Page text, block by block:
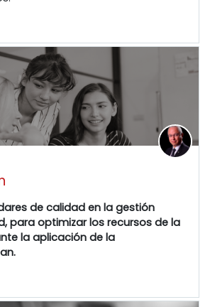
de calidad en la gestión
para optimizar los recursos de la
la aplicación de la